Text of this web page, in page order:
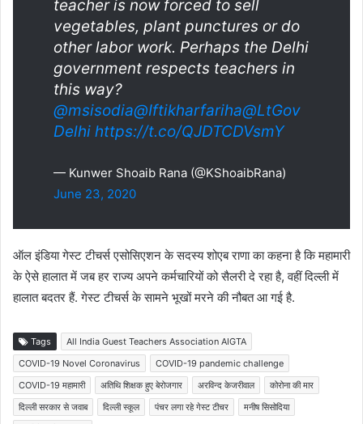
teacher is now forced to sell
vegetables, plant punctures or do
other labor work. Perhaps the Delhi
government respects teachers in
this way?
@msisodia@Iftikharfariha@LtGov
Delhi https://t.co/QJDTCDVsmY
— Kunwer Shoaib Rana (@KShoaibRana)
June 23, 2020
ऑल इंडिया गेस्ट टीचर्स एसोसिएशन के सदस्य शोएब राणा का कहना है कि महामारी
के ऐसे हालात में जब हर राज्य अपने कर्मचारियों को सैलरी दे रहा है, वहीं दिल्ली में
हालात बदतर हैं. गेस्ट टीचर्स के सामने भूखों मरने की नौबत आ गई है.
Tags
All India Guest Teachers Association AIGTA
COVID-19 Novel Coronavirus
COVID-19 pandemic challenge
COVID-19 महामारी
अतिथि शिक्षक हुए बेरोजगार अरविन्द केजरीवाल
कोरोना की मार
दिल्ली सरकार से जवाब
दिल्ली स्कूल पंचर लगा रहे गेस्ट टीचर
मनीष सिसोदिया